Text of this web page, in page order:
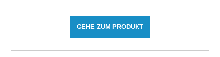
GEHE ZUM PRODUKT